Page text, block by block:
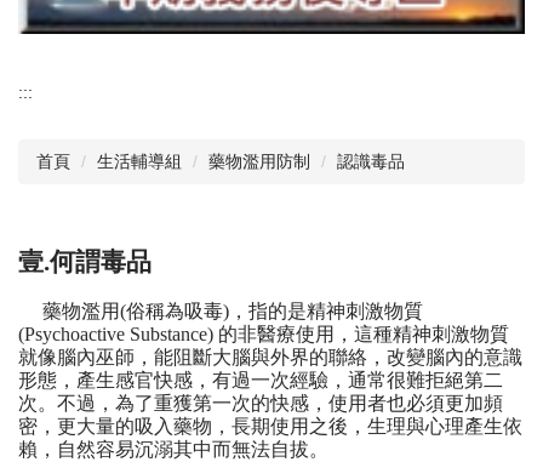
:::
首頁 生活輔導組 藥物濫用防制 認識毒品
壹.何謂毒品
藥物濫用(俗稱為吸毒)，指的是精神刺激物質
(Psychoactive Substance) 的非醫療使用，這種精神刺激物質
就像腦內巫師，能阻斷大腦與外界的聯絡，改變腦內的意識
形態，產生感官快感，有過一次經驗，通常很難拒絕第二
次。不過，為了重獲第一次的快感，使用者也必須更加頻
密，更大量的吸入藥物，長期使用之後，生理與心理產生依
賴，自然容易沉溺其中而無法自拔。